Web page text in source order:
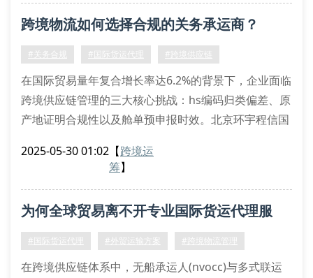
关键评估维度解析
1. 资质认证体系
跨境物流如何选择合规的关务承运商？
#关务合规 #国际货运代理 #跨境供应链
在国际贸易量年复合增长率达6.2%的背景下，企业面临
跨境供应链管理的三大核心挑战：hs编码归类偏差、原
产地证明合规性以及舱单预申报时效。北京环宇程信国
过区块链存证技术，实现报关单证数字化率达98.7%，
境电商标品备案及危险品un认证等23项专业服务。针
对机电设备
2025-05-30 01:02 【跨境运
筹】
为何全球贸易离不开专业国际货运代理服
务？
#国际货运代理 #外贸运输方案 #跨境物流管理
在跨境供应链体系中，无船承运人(nvocc)与多式联运